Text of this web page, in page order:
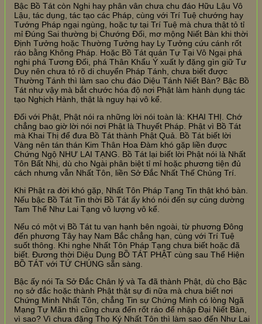
Bậc Bồ Tát còn Nghi hay phân vân chưa chu đáo Hữu Lậu Vô
Lậu, tác dụng, tác tạo các Pháp, cùng với Trí Tuệ chướng hay
Tướng Pháp ngại ngùng, hoặc tự tại Trí Tuệ mà chưa thật tỏ tỉ
mỉ Đúng Sai thường bị Chướng Đối, mơ mộng Niết Bàn khi thời
Định Tưởng hoặc Thường Tưởng hay Ly Tưởng cứu cánh rốt
ráo bằng Không Pháp. Hoặc Bồ Tát quán Tự Tại Vô Ngại phá
nghi phá Tương Đối, phá Thân Khẩu Ý xuất ly đặng gìn giữ Tư
Duy nên chưa tỏ rõ di chuyển Pháp Tánh, chưa biết được
Thường Tánh thì làm sao chu đáo Diệu Tánh Niết Bàn? Bậc Bồ
Tát như vậy mà bắt chước hóa độ nơi Phật làm hành dụng tác
tạo Nghịch Hành, thật là nguy hại vô kể.
Đối với Phật, Phật nói ra những lời nói toàn là: KHAI THỊ. Chớ
chẳng bao giờ lời nói nơi Phật là Thuyết Pháp. Phật vì Bồ Tát
mà Khai Thị để đưa Bồ Tát thành Phật Quả. Bồ Tát biết lời
Vàng nên tán thán Kim Thân Hoa Đàm khó gặp liền được
Chứng Ngộ NHƯ LAI TẠNG. Bồ Tát lại biết lời Phật nói là Nhất
Tôn Bất Nhị, dù cho Ngài phân biệt tỉ mỉ hoặc phương tiện đủ
cách nhưng vẫn Nhất Tôn, liền Sở Đắc Nhất Thế Chủng Trí.
Khi Phật ra đời khó gặp, Nhất Tôn Pháp Tạng Tin thật khó bàn.
Nếu bậc Bồ Tát Tin thời Bồ Tát ấy khó nói đến sự cúng dường
Tam Thế Như Lai Tạng vô lượng vô kể.
Nếu có một vị Bồ Tát tu vạn hạnh bên ngoài, từ phương Đông
đến phương Tây hay Nam Bắc chẳng hạn, cùng với Trí Tuệ
suốt thông. Khi nghe Nhất Tôn Pháp Tạng chưa biết hoặc đã
biết. Đương thời Diệu Dụng BỒ TÁT PHẬT cùng sau Thể Hiện
BỒ TÁT với TỨ CHÚNG sẵn sàng.
Bậc ấy nói Ta Sở Đắc Chân lý và Ta đã thành Phật, dù cho Bậc
nọ sở đắc hoặc thành Phật thật sự đi nữa mà chưa biết nơi
Chứng Minh Nhất Tôn, chẳng Tin sự Chứng Minh có lòng Ngã
Mạng Tự Mãn thì cũng chưa đến rốt ráo để nhập Đại Niết Bàn,
vì sao? Vì chưa đặng Thọ Ký Nhất Tôn thì làm sao đến Như Lai